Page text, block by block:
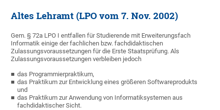
Altes Lehramt (LPO vom 7. Nov. 2002)
Gem. § 72a LPO I entfallen für Studierende mit Erweiterungsfach
Informatik einige der fachlichen bzw. fachdidaktischen
Zulassungsvoraussetzungen für die Erste Staatsprüfung. Als
Zulassungsvoraussetzungen verbleiben jedoch
das Programmierpraktikum,
das Praktikum zur Entwicklung eines größeren Softwareprodukts
und
das Praktikum zur Anwendung von Informatiksystemen aus
fachdidaktischer Sicht.